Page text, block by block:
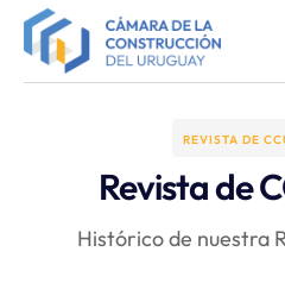
REVISTA DE
Revista de
Histórico de nuestra